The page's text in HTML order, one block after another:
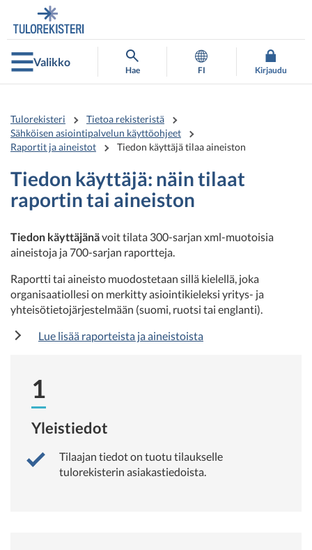
suoraan
sisältöön
koko
sivuston
hakuun
Valikko
Hae FI Kirjaudu
Tulorekisteri
Tietoa rekisteristä
Sähköisen asiointipalvelun käyttöohjeet
Raportit ja aineistot
Tiedon käyttäjä tilaa aineiston
Tiedon käyttäjä: näin tilaat
raportin tai aineiston
Tiedon käyttäjänävoit tilata 300-sarjan xml-muotoisia
aineistoja ja 700-sarjan raportteja.
Raportti tai aineisto muodostetaan sillä kielellä, joka
organisaatiollesi on merkitty asiointikieleksi yritys- ja
yhteisötietojärjestelmään (suomi, ruotsi tai englanti).
Lue lisää raporteista ja aineistoista
1
Yleistiedot
Tilaajan tiedot on tuotu tilaukselle
tulorekisterin asiakastiedoista.